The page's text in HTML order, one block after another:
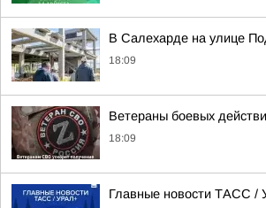
В Салехарде на улице
18:09
Ветераны боевых
18:09
Главные новости ТАСС /